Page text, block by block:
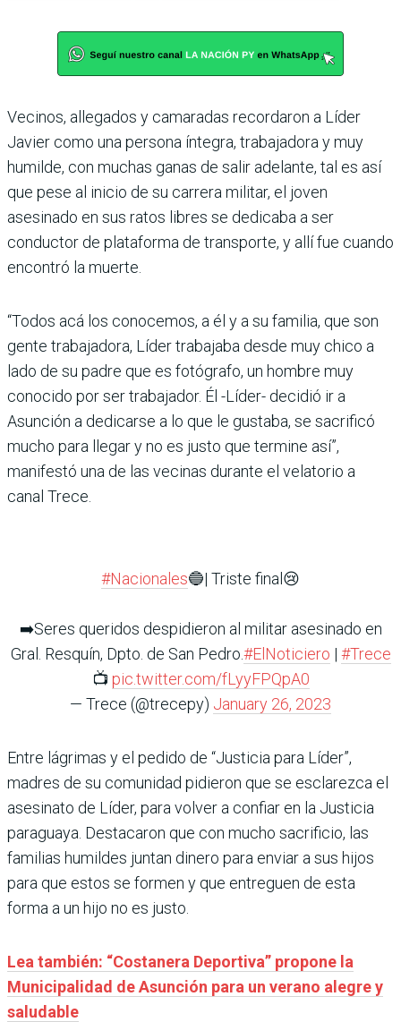
Vecinos, allegados y camaradas recordaron a Líder
Javier como una persona íntegra, trabajadora y muy
humilde, con muchas ganas de salir adelante, tal es así
que pese al inicio de su carrera militar, el joven
asesinado en sus ratos libres se dedicaba a ser
conductor de plataforma de transporte, y allí fue cuando
encontró la muerte.
“Todos acá los conocemos, a él y a su familia, que son
gente trabajadora, Líder trabajaba desde muy chico a
lado de su padre que es fotógrafo, un hombre muy
conocido por ser trabajador. Él -Líder- decidió ir a
Asunción a dedicarse a lo que le gustaba, se sacrificó
mucho para llegar y no es justo que termine así”,
manifestó una de las vecinas durante el velatorio a
canal Trece.
#Nacionales🔵| Triste final😢
➡️Seres queridos despidieron al militar asesinado en
Gral. Resquín, Dpto. de San Pedro.#ElNoticiero | #Trece
📺 pic.twitter.com/fLyyFPQpA0
— Trece (@trecepy) January 26, 2023
Entre lágrimas y el pedido de “Justicia para Líder”,
madres de su comunidad pidieron que se esclarezca el
asesinato de Líder, para volver a confiar en la Justicia
paraguaya. Destacaron que con mucho sacrificio, las
familias humildes juntan dinero para enviar a sus hijos
para que estos se formen y que entreguen de esta
forma a un hijo no es justo.
Lea también: “Costanera Deportiva” propone la
Municipalidad de Asunción para un verano alegre y
saludable